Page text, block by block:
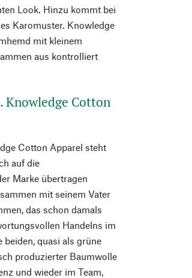
Look. Hinzu kommt bei
Karomuster. Knowledge
mit kleinem
aus kontrolliert
Knowledge Cotton
Cotton Apparel steht
auf die
Marke übertragen
mit seinem Vater
das schon damals
Handelns im
beiden, quasi als grüne
produzierter Baumwolle
und wieder im Team,